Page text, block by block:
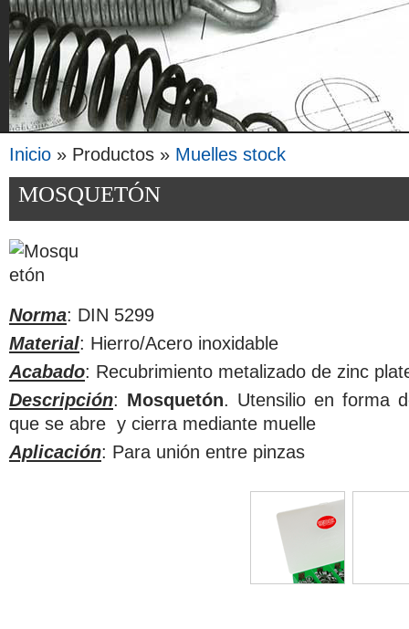
Se encuentra usted aquí
Inicio » Productos » Muelles stock
MOSQUETÓN
Norma: DIN 5299
Material: Hierro/Acero inoxidable
Acabado: Recubrimiento metalizado de zinc
Descripción: Mosquetón. Utensilio en forma
que se abre y cierra mediante muelle
Aplicación: Para unión entre pinzas